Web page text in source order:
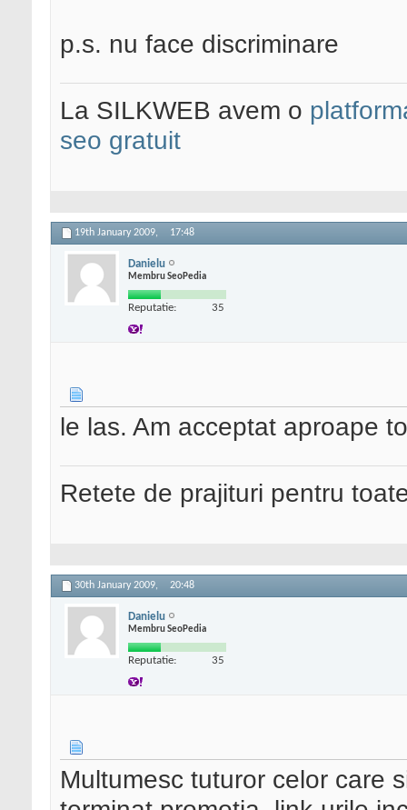
p.s. nu face discriminare
La SILKWEB avem o
seo gratuit
19th January 2009, 17:48
Danielu
Membru SeoPedia
Reputatie: 35
le las. Am acceptat aproape
Retete de prajituri pentru
30th January 2009, 20:48
Danielu
Membru SeoPedia
Reputatie: 35
Multumesc tuturor celor care